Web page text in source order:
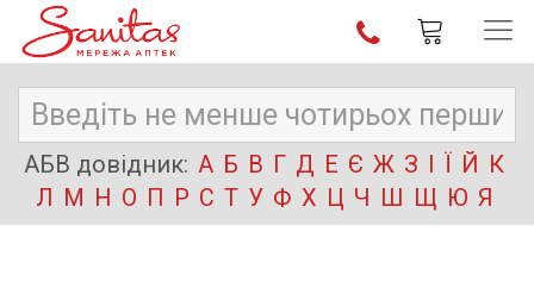
АБВ довідник: А Б В Г Д Е Є Ж З І Ї Й К
Л М Н О П Р С Т У Ф Х Ц Ч Ш Щ Ю Я